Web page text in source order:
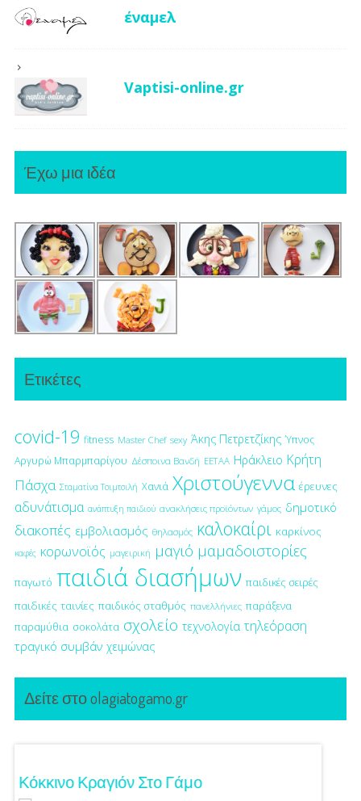
έναμελ
Vaptisi-online.gr
Έχω μια ιδέα
Ετικέτες
covid-19 fitness Master Chef sexy Άκης Πετρετζίκης Ύπνος
Αργυρώ Μπαρμπαρίγου Δέσποινα Βανδή ΕΕΤΑΑ Ηράκλειο Κρήτη
Πάσχα Σταματίνα Τσιμτσιλή Χανιά Χριστούγεννα έρευνες
αδυνάτισμα ανάπτυξη παιδιού ανακλήσεις προϊόντων γάμος δημοτικό
διακοπές εμβολιασμός θηλασμός καλοκαίρι καρκίνος
καφές κορωνοϊός μαγειρική μαγιό μαμαδοιστορίες
παγωτό παιδιά διασήμων παιδικές σειρές
παιδικές ταινίες παιδικός σταθμός πανελλήνιες παράξενα
παραμύθια σοκολάτα σχολείο τεχνολογία τηλεόραση
τραγικό συμβάν χειμώνας
Δείτε στο olagiatogamo.gr
Κόκκινο Κραγιόν Στο Γάμο